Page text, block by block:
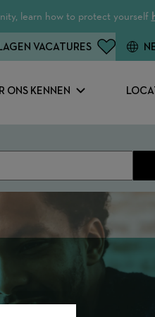
learn how to protect yourself
ONS KENNEN
VACATURES